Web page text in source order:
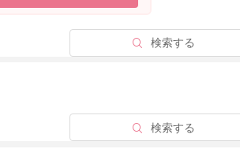
検索する
検索する